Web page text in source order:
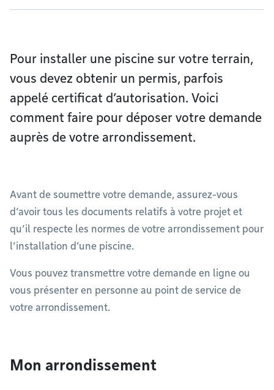
Pour installer une piscine sur votre terrain,
vous devez obtenir un permis, parfois
appelé certificat d’autorisation. Voici
comment faire pour déposer votre demande
auprès de votre arrondissement.
Avant de soumettre votre demande, assurez-vous
d’avoir tous les documents relatifs à votre projet et
qu’il respecte les normes de votre arrondissement pour
l’installation d’une piscine.
Vous pouvez transmettre votre demande en ligne ou
vous présenter en personne au point de service de
votre arrondissement.
Mon arrondissement